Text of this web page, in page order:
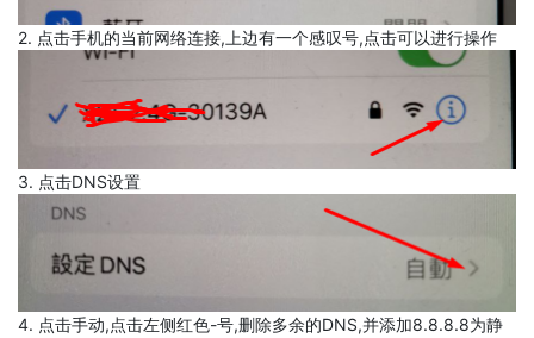
2. 点击手机的当前网络连接,上边有一个感叹号,点击可以进行操作
3. 点击DNS设置
4. 点击手动,点击左侧红色-号,删除多余的DNS,并添加8.8.8.8为静